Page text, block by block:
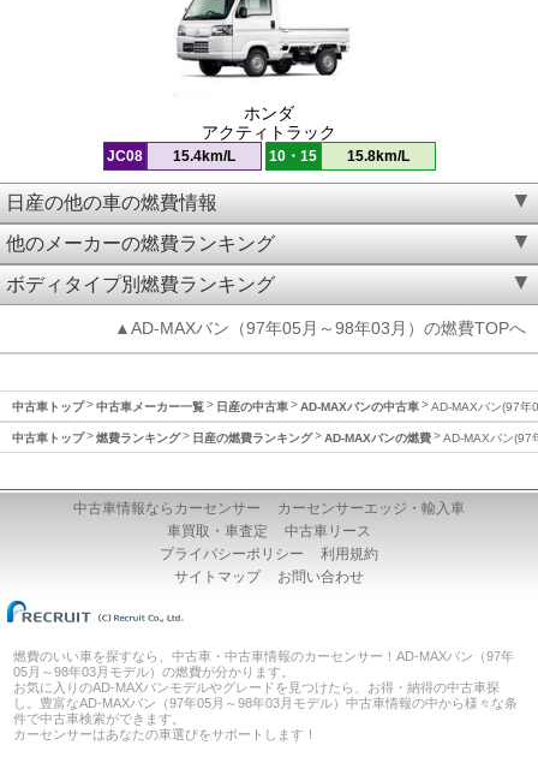
ホンダ
アクティトラック
JC08 15.4km/L 10・15 15.8km/L
日産の他の車の燃費情報
他のメーカーの燃費ランキング
ボディタイプ別燃費ランキング
▲AD-MAXバン（97年05月～98年03月）の燃費TOPへ
中古車トップ 中古車メーカー一覧 日産の中古車 AD-MAXバンの中古車 AD-MAXバン(97年
中古車トップ 燃費ランキング 日産の燃費ランキング AD-MAXバンの燃費 AD-MAXバン(97
中古車情報ならカーセンサー
カーセンサーエッジ・輸入車
車買取・車査定
中古車リース
プライバシーポリシー
利用規約
サイトマップ
お問い合わせ
燃費のいい車を探すなら、中古車・中古車情報のカーセンサー！AD-MAXバン（97年
05月～98年03月モデル）の燃費が分かります。
お気に入りのAD-MAXバンモデルやグレードを見つけたら、お得・納得の中古車探
し。豊富なAD-MAXバン（97年05月～98年03月モデル）中古車情報の中から様々な条
件で中古車検索ができます。
カーセンサーはあなたの車選びをサポートします！